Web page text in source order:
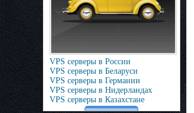
VPS серверы в России
VPS серверы в Беларуси
VPS серверы в Германии
VPS серверы в Нидерландах
VPS серверы в Казахстане